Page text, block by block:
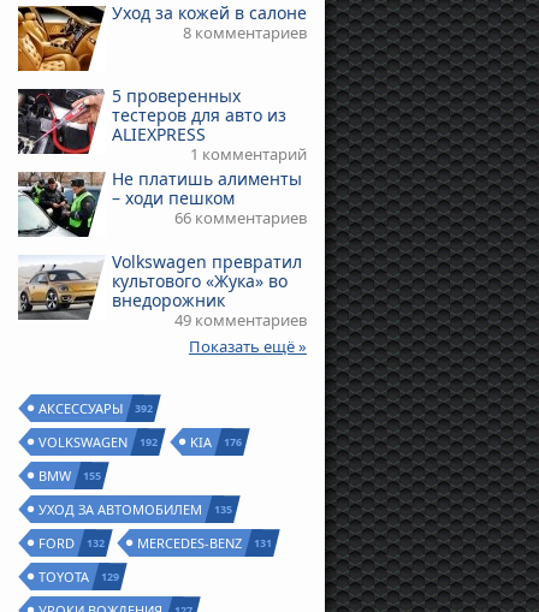
Уход за кожей в салоне
8 комментариев
5 проверенных
тестеров для авто из
ALIEXPRESS
1 комментарий
Не платишь алименты
– ходи пешком
66 комментариев
Volkswagen превратил
культового «Жука» во
внедорожник
49 комментариев
Показать ещё »
АКСЕССУАРЫ 392
VOLKSWAGEN 192 KIA 176
BMW 155
УХОД ЗА АВТОМОБИЛЕМ 135
FORD 132 MERCEDES-BENZ 131
TOYOTA 129